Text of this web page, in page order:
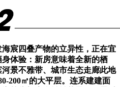
宸四叠产物的立异性，正在宜
体验：新房意味着全新的栖
景不雅带、城市生态走廊此地
200㎡的大平层。连系建建面